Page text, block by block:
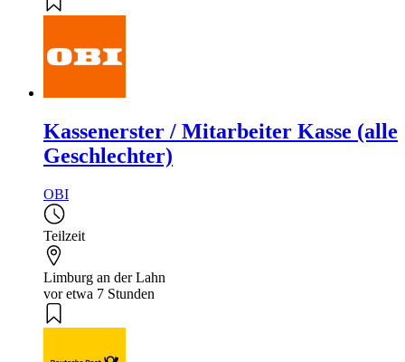
Kassenerster / Mitarbeiter Kasse (alle
Geschlechter)
OBI
Teilzeit
Limburg an der Lahn
vor etwa 7 Stunden